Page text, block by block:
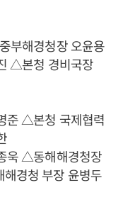
부해경청장 오윤용
△본청 경비국장
준 △본청 국제협력
욱 △동해해경청장
경청 부장 윤병두